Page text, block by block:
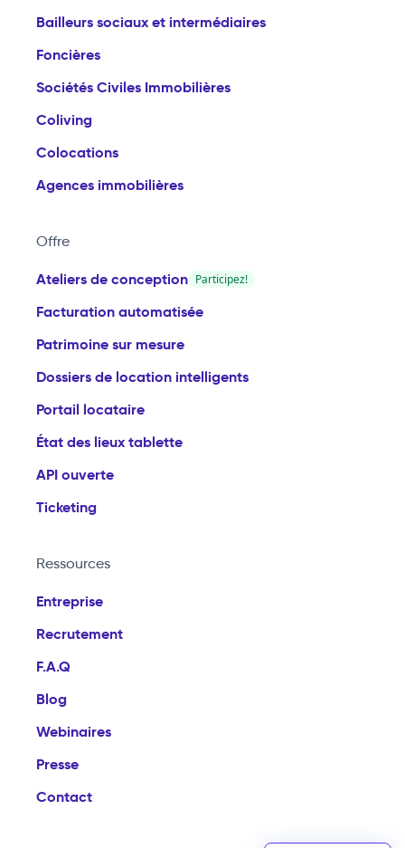
Bailleurs sociaux et intermédiaires
Foncières
Sociétés Civiles Immobilières
Coliving
Colocations
Agences immobilières
Offre
Ateliers de conception Participez!
Facturation automatisée
Patrimoine sur mesure
Dossiers de location intelligents
Portail locataire
État des lieux tablette
API ouverte
Ticketing
Ressources
Entreprise
Recrutement
F.A.Q
Blog
Webinaires
Presse
Contact